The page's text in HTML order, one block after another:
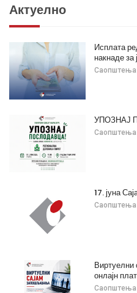
Актуелно
Саопштења
Исплата
накнаде за
Саопштења
УПОЗНАЈ
Саопштења
17. јуна
Саопштења
Виртуелни
онлајн